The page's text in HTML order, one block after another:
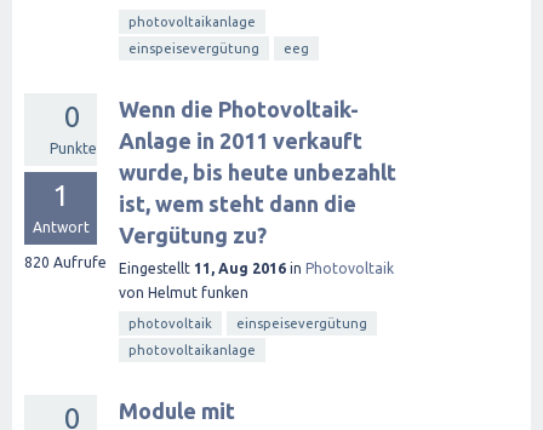
photovoltaikanlage
einspeisevergütung
eeg
0
Punkte
1
Antwort
820 Aufrufe
Wenn die Photovoltaik-
Anlage in 2011 verkauft
wurde, bis heute unbezahlt
ist, wem steht dann die
Vergütung zu?
Eingestellt 11, Aug 2016 in Photovoltaik
von Helmut funken
photovoltaik
einspeisevergütung
photovoltaikanlage
0 Module mit